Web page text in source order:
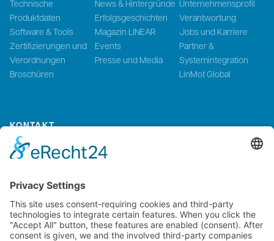
Technische
Produktdaten
Software & Tools
Zertifizierungen und
Verordnungen
Broschüren
News & Hintergründe
Erfolgsgeschichten
Magazin LINEAR
Events
Presse und Media
Unternehmensprofil
Verantwortung
Jobs und Karriere
Partner &
Systemintegration
LinMot Global
KONTAKT
Kontaktieren Sie uns